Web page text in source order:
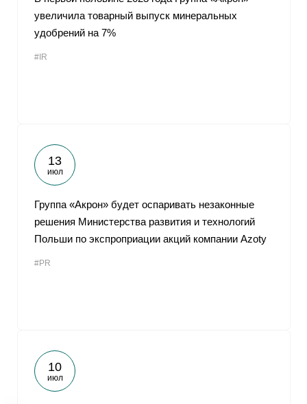
увеличила товарный выпуск минеральных
удобрений на 7%
#IR
13
июл
Группа «Акрон» будет оспаривать незаконные
решения Министерства развития и технологий
Польши по экспроприации акций компании Azoty
#PR
10
июл